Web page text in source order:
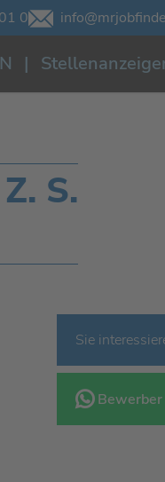
0
S.
Sie